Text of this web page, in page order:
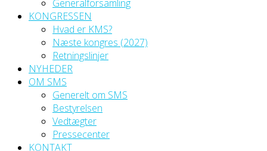
Generalforsamling
KONGRESSEN
Hvad er KMS?
Næste kongres (2027)
Retningslinjer
NYHEDER
OM SMS
Generelt om SMS
Bestyrelsen
Vedtægter
Pressecenter
KONTAKT